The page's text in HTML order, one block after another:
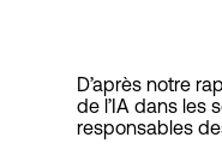
D’après notre
de l’IA dans les
responsables